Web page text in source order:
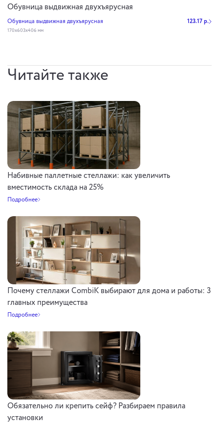
Обувница выдвижная двухъярусная
Обувница выдвижная двухъярусная 123.17 р.
170х603х406 мм
Читайте также
Набивные паллетные стеллажи: как увеличить
вместимость склада на 25%
Подробнее
Почему стеллажи CombiK выбирают для дома и работы: 3
главных преимущества
Подробнее
Обязательно ли крепить сейф? Разбираем правила
установки